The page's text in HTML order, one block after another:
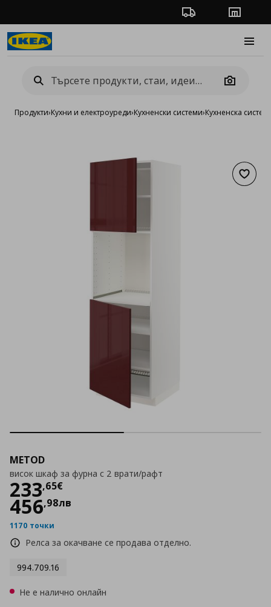
Проследяване на
Camera
Продукти›Кухни и електроуреди›Кухненски системи›Кухненска
METOD
висок шкаф за фурна с 2 врати/рафт
233,65€
Цена
456,98лв
1170 точки
Релса за окачване се продава отделно.
994.709.16
Не е налично онлайн